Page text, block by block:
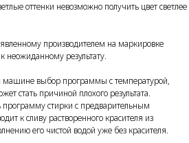
оттенки невозможно получить цвет светлее
производителем на маркировке
неожиданному результату.
машине выбор программы с температурой,
стать причиной плохого результата.
программу стирки с предварительным
к сливу растворенного красителя из
его чистой водой уже без красителя.